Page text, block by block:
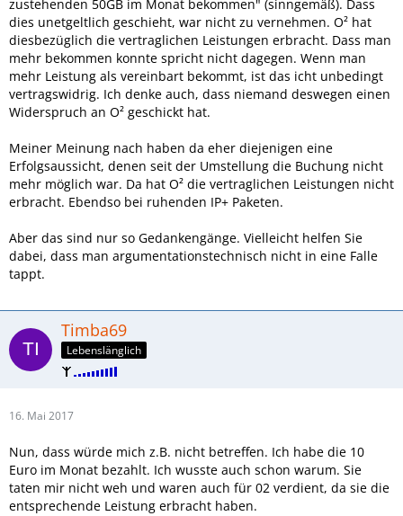
zustehenden 50GB im Monat bekommen" (sinngemäß). Dass
dies unetgeltlich geschieht, war nicht zu vernehmen. O² hat
diesbezüglich die vertraglichen Leistungen erbracht. Dass man
mehr bekommen konnte spricht nicht dagegen. Wenn man
mehr Leistung als vereinbart bekommt, ist das icht unbedingt
vertragswidrig. Ich denke auch, dass niemand deswegen einen
Widerspruch an O² geschickt hat.
Meiner Meinung nach haben da eher diejenigen eine
Erfolgsaussicht, denen seit der Umstellung die Buchung nicht
mehr möglich war. Da hat O² die vertraglichen Leistungen nicht
erbracht. Ebendso bei ruhenden IP+ Paketen.
Aber das sind nur so Gedankengänge. Vielleicht helfen Sie
dabei, dass man argumentationstechnisch nicht in eine Falle
tappt.
Timba69
Lebenslänglich
16. Mai 2017
Nun, dass würde mich z.B. nicht betreffen. Ich habe die 10
Euro im Monat bezahlt. Ich wusste auch schon warum. Sie
taten mir nicht weh und waren auch für 02 verdient, da sie die
entsprechende Leistung erbracht haben.